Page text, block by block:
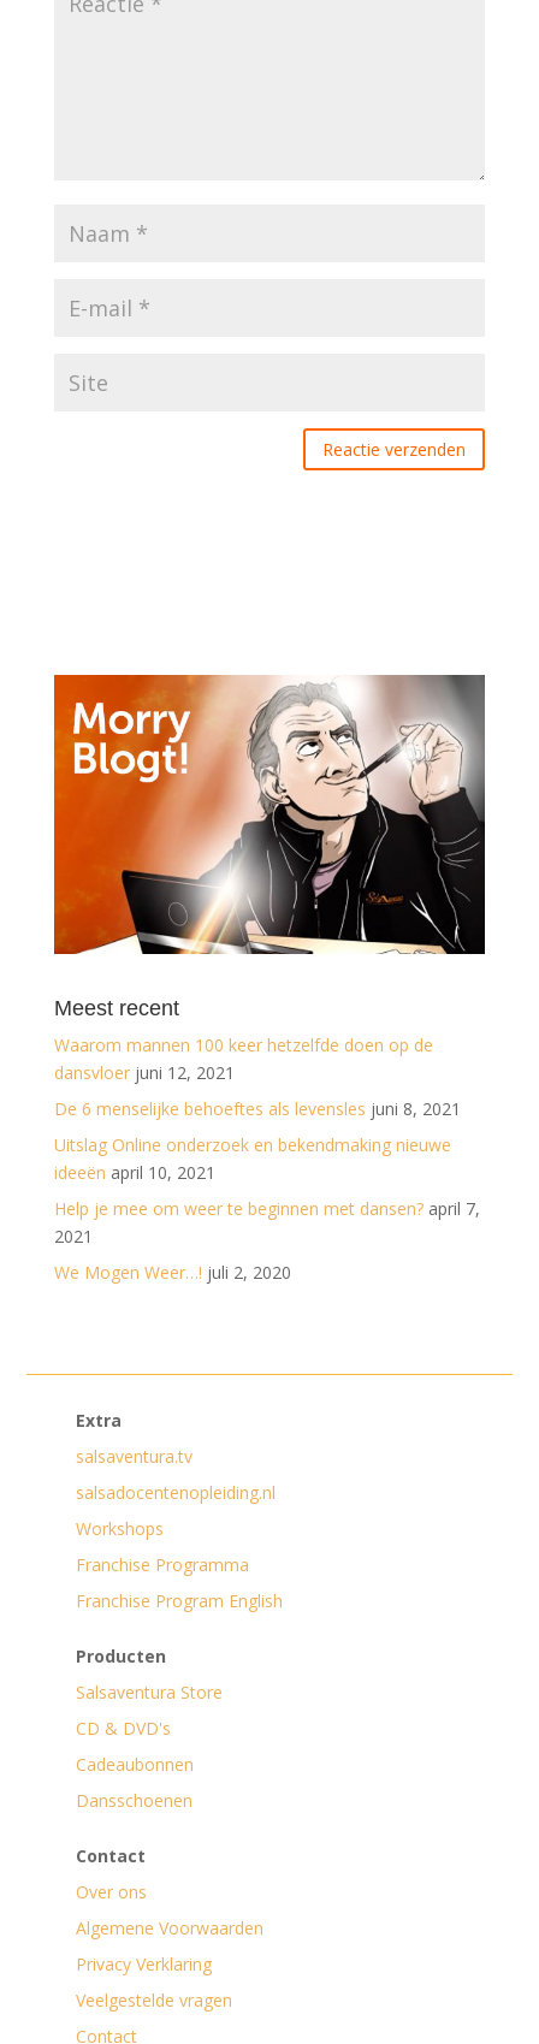
Meest recent
Waarom mannen 100 keer hetzelfde doen op de
dansvloer juni 12, 2021
De 6 menselijke behoeftes als levensles juni 8, 2021
Uitslag Online onderzoek en bekendmaking nieuwe
ideeën april 10, 2021
Help je mee om weer te beginnen met dansen? april 7,
2021
We Mogen Weer…! juli 2, 2020
Extra
salsaventura.tv
salsadocentenopleiding.nl
Workshops
Franchise Programma
Franchise Program English
Producten
Salsaventura Store
CD & DVD's
Cadeaubonnen
Dansschoenen
Contact
Over ons
Algemene Voorwaarden
Privacy Verklaring
Veelgestelde vragen
Contact